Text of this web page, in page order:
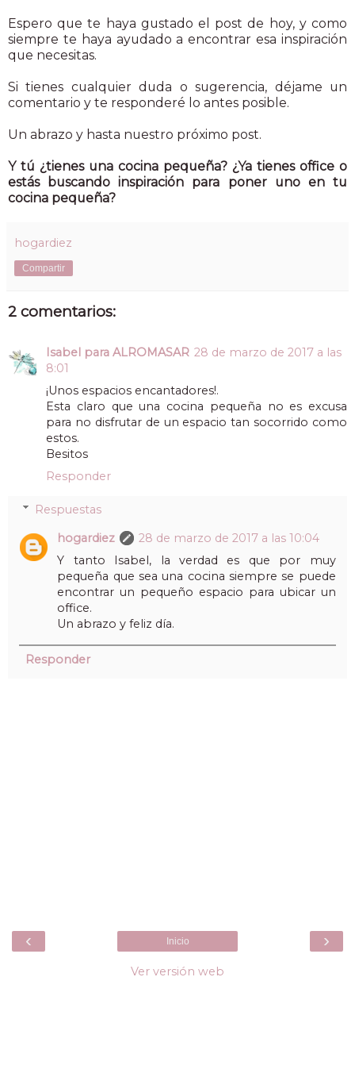
Espero que te haya gustado el post de hoy, y como
siempre te haya ayudado a encontrar esa inspiración
que necesitas.
Si tienes cualquier duda o sugerencia, déjame un
comentario y te responderé lo antes posible.
Un abrazo y hasta nuestro próximo post.
Y tú ¿tienes una cocina pequeña? ¿Ya tienes office o
estás buscando inspiración para poner uno en tu
cocina pequeña?
hogardiez
Compartir
2 comentarios:
Isabel para ALROMASAR 28 de marzo de 2017 a las
8:01
¡Unos espacios encantadores!.
Esta claro que una cocina pequeña no es excusa
para no disfrutar de un espacio tan socorrido como
estos.
Besitos
Responder
Respuestas
hogardiez
28 de marzo de 2017 a las 10:04
Y tanto Isabel, la verdad es que por muy
pequeña que sea una cocina siempre se puede
encontrar un pequeño espacio para ubicar un
office.
Un abrazo y feliz día.
Responder
‹ ›
Inicio
Ver versión web